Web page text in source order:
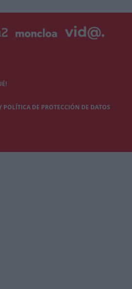
POLÍTICA DE PROTECCIÓN DE DATOS